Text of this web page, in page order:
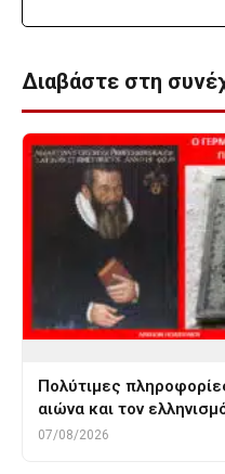
Διαβάστε στη
Πολύτιμες
αιώνα και τον
07/08/2026